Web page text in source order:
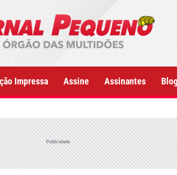
Impressa Assine Assinantes
Publicidade